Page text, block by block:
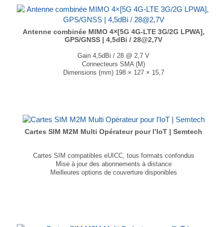
Antenne combinée MIMO 4×[5G 4G-LTE 3G/2G LPWA],
GPS/GNSS | 4,5dBi / 28@2,7V
Gain 4,5dBi / 28 @ 2,7 V
Connecteurs SMA (M)
Dimensions (mm) 198 × 127 × 15,7
Cartes SIM M2M Multi Opérateur pour l’IoT | Semtech
Cartes SIM compatibles eUICC, tous formats confondus
Mise à jour des abonnements à distance
Meilleures options de couverture disponibles